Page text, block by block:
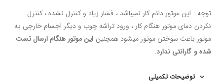
توجه : این موتور دائم کار نمیباشد ، فشار زیاد و کنترل نشده ، کنترل
نکردن دمای موتور هنگام کار ، ورود تراشه چوب و دیگر اجسام خارجی به
موتور باعث سوختن موتور میشود همچنین این موتور هنگام ارسال تست
شده و گارانتی ندارد.
توضیحات تکمیلی